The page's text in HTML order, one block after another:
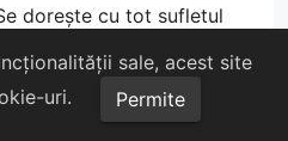
dorește cu tot sufletul
se vor fi ducând la
sunteți convinși că își
sale, acest site
uri.
Permite